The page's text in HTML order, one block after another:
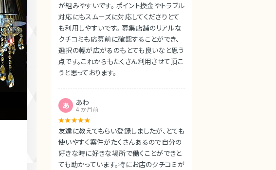
が組みやすいです。 ポイント換金やトラブル
対応にもスムーズに対応してくださりとて
も利用しやすいです。 募集店舗のリアルな
クチコミも応募前に確認することができ、
選択の幅が広がるのもとても良いなと思う
点です。これからもたくさん利用させて頂こ
うと思っております。
あ あわ
4 か月前
友達に教えてもらい登録しましたが、とても
使いやすく案件がたくさんあるので自分の
好きな時に好きな場所で働くことができと
ても助かっています。特にお店のクチコミが